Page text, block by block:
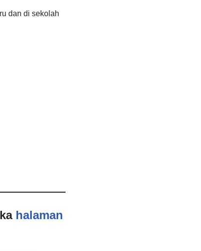
dan di sekolah
halaman